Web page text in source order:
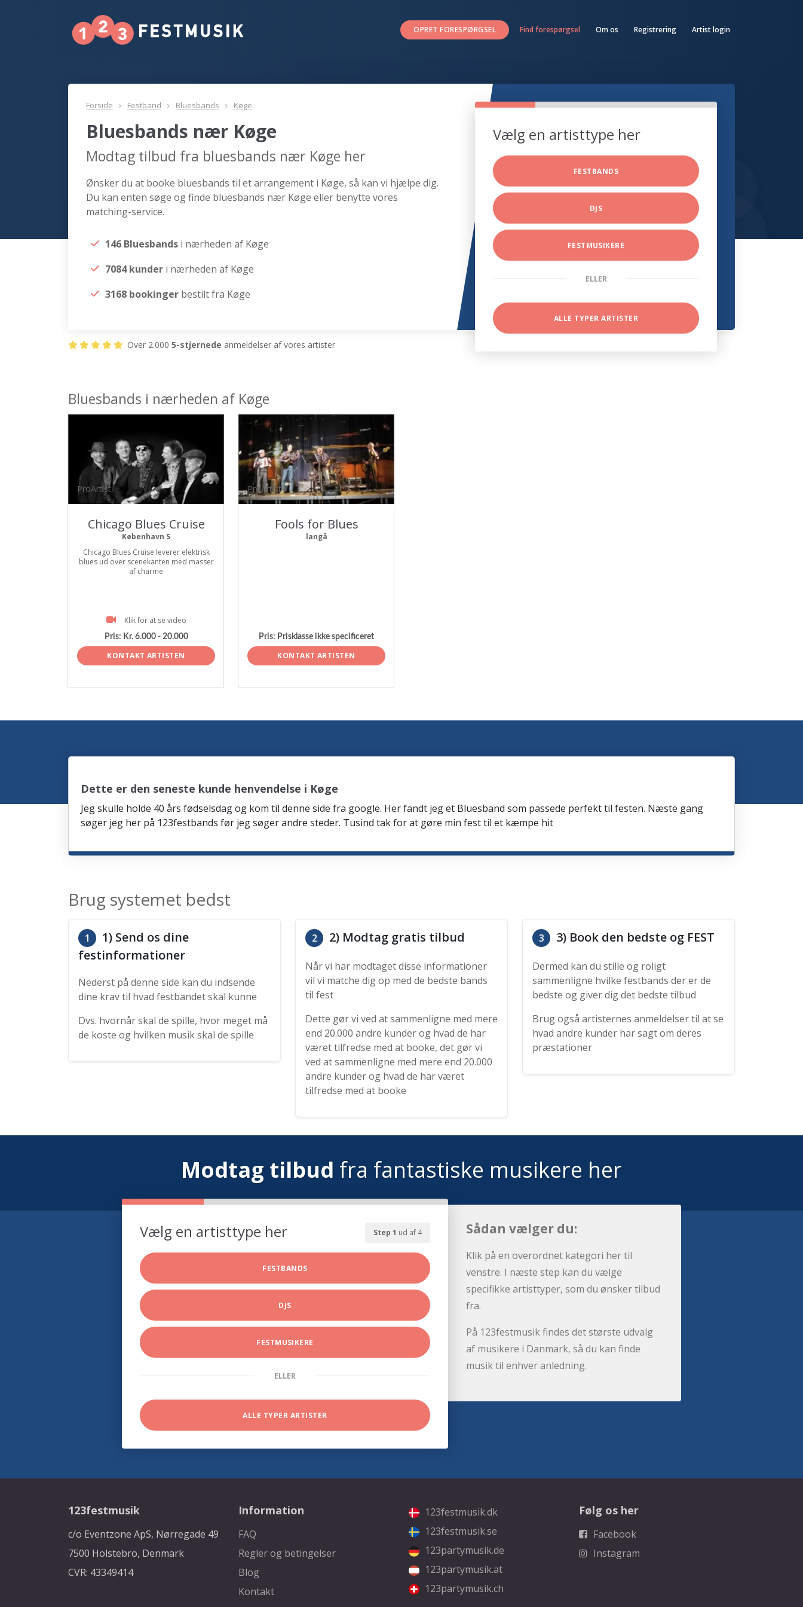
OPRET FORESPØRGSEL Find forespørgsel Om os Registrering Artist login
Forside Festband Bluesbands Køge
Bluesbands nær Køge
Modtag tilbud fra bluesbands nær Køge her
Ønsker du at booke bluesbands til et arrangement i Køge, så kan vi hjælpe dig.
Du kan enten søge og finde bluesbands nær Køge eller benytte vores
matching-service.
146 Bluesbands i nærheden af Køge
7084 kunder i nærheden af Køge
3168 bookinger bestilt fra Køge
Vælg en artisttype her
FESTBANDS
DJS
FESTMUSIKERE
ELLER
ALLE TYPER ARTISTER
Over 2.000 5-stjernede anmeldelser af vores artister
Bluesbands i nærheden af Køge
ProArtist
Chicago Blues Cruise
København S
Chicago Blues Cruise leverer elektrisk
blues ud over scenekanten med masser
af charme
Klik for at se video
Pris: Kr. 6.000 - 20.000
KONTAKT ARTISTEN
ProArtist
Fools for Blues
langå
Pris: Prisklasse ikke specificeret
KONTAKT ARTISTEN
Dette er den seneste kunde henvendelse i Køge
Jeg skulle holde 40 års fødselsdag og kom til denne side fra google. Her fandt jeg et Bluesband som passede perfekt til festen. Næste gang
søger jeg her på 123festbands før jeg søger andre steder. Tusind tak for at gøre min fest til et kæmpe hit
Brug systemet bedst
1
1) Send os dine
festinformationer
Nederst på denne side kan du indsende
dine krav til hvad festbandet skal kunne
Dvs. hvornår skal de spille, hvor meget må
de koste og hvilken musik skal de spille
2 2) Modtag gratis tilbud
Når vi har modtaget disse informationer
vil vi matche dig op med de bedste bands
til fest
Dette gør vi ved at sammenligne med mere
end 20.000 andre kunder og hvad de har
været tilfredse med at booke, det gør vi
ved at sammenligne med mere end 20.000
andre kunder og hvad de har været
tilfredse med at booke
3 3) Book den bedste og FEST
Dermed kan du stille og roligt
sammenligne hvilke festbands der er de
bedste og giver dig det bedste tilbud
Brug også artisternes anmeldelser til at se
hvad andre kunder har sagt om deres
præstationer
Modtag tilbud fra fantastiske musikere her
Step 1 ud af 4
Vælg en artisttype her
FESTBANDS
DJS
FESTMUSIKERE
ELLER
ALLE TYPER ARTISTER
Sådan vælger du:
Klik på en overordnet kategori her til
venstre. I næste step kan du vælge
specifikke artisttyper, som du ønsker tilbud
fra.
På 123festmusik findes det største udvalg
af musikere i Danmark, så du kan finde
musik til enhver anledning.
123festmusik
c/o Eventzone ApS, Nørregade 49
7500 Holstebro, Denmark
CVR: 43349414
Information
FAQ
Regler og betingelser
Blog
Kontakt
123festmusik.dk
123festmusik.se
123partymusik.de
123partymusik.at
123partymusik.ch
Følg os her
Facebook
Instagram